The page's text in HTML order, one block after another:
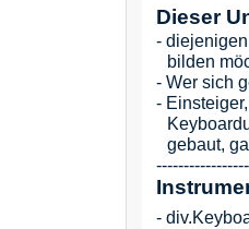
Dieser
-
bilden
- Wer sich
-
gebaut,
-